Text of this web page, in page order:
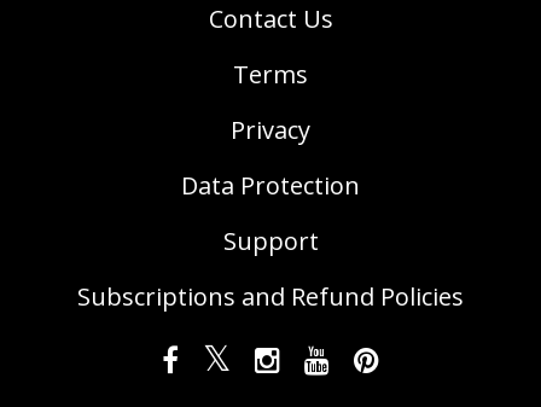
Contact Us
Terms
Privacy
Data Protection
Support
Subscriptions and Refund Policies